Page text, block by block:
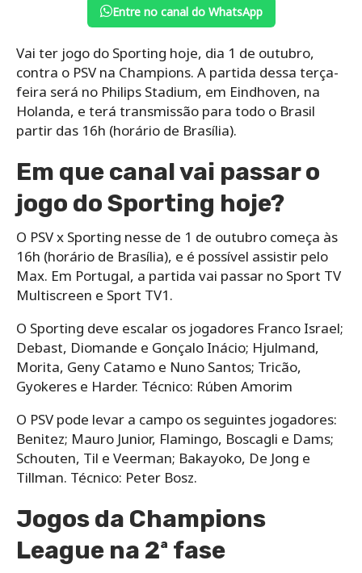
Entre no canal do WhatsApp
Vai ter jogo do Sporting hoje, dia 1 de outubro,
contra o PSV na Champions. A partida dessa terça-
feira será no Philips Stadium, em Eindhoven, na
Holanda, e terá transmissão para todo o Brasil
partir das 16h (horário de Brasília).
Em que canal vai passar o
jogo do Sporting hoje?
O PSV x Sporting nesse de 1 de outubro começa às
16h (horário de Brasília), e é possível assistir pelo
Max. Em Portugal, a partida vai passar no Sport TV
Multiscreen e Sport TV1.
O Sporting deve escalar os jogadores Franco Israel;
Debast, Diomande e Gonçalo Inácio; Hjulmand,
Morita, Geny Catamo e Nuno Santos; Tricão,
Gyokeres e Harder. Técnico: Rúben Amorim
O PSV pode levar a campo os seguintes jogadores:
Benitez; Mauro Junior, Flamingo, Boscagli e Dams;
Schouten, Til e Veerman; Bakayoko, De Jong e
Tillman. Técnico: Peter Bosz.
Jogos da Champions
League na 2ª fase